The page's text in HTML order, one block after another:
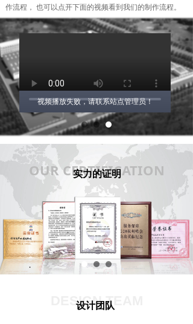
作流程， 也可以点开下面的视频看到我们的制作流程。
实力的证明
OUR CERTIFICATION
视频播放失败，请联系站点管理员！
设计团队
DESIGN TEAM
.
.